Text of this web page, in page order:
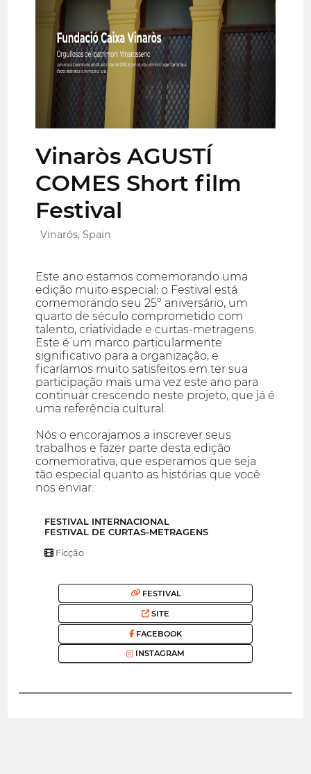
Vinaròs AGUSTÍ
COMES Short film
Festival
Vinarós, Spain
Este ano estamos comemorando uma
edição muito especial: o Festival está
comemorando seu 25º aniversário, um
quarto de século comprometido com
talento, criatividade e curtas-metragens.
Este é um marco particularmente
significativo para a organização, e
ficaríamos muito satisfeitos em ter sua
participação mais uma vez este ano para
continuar crescendo neste projeto, que já é
uma referência cultural.
Nós o encorajamos a inscrever seus
trabalhos e fazer parte desta edição
comemorativa, que esperamos que seja
tão especial quanto as histórias que você
nos enviar.
FESTIVAL INTERNACIONAL
FESTIVAL DE CURTAS-METRAGENS
Ficção
FESTIVAL
SITE
FACEBOOK
INSTAGRAM